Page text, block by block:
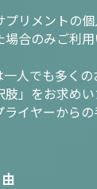
リメントの個
合のみご利用
人でも多く
肢」をお求めい
イヤーから